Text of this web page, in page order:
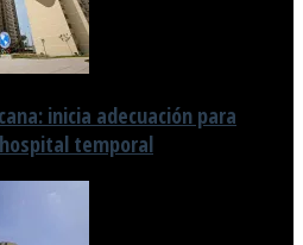
inicia adecuación para
temporal